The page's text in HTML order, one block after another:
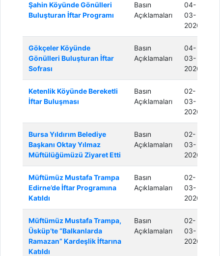
Şahin Köyünde Gönülleri
Buluşturan İftar Programı
Basın
Açıklamaları
04-
03-
2026
Gökçeler Köyünde
Gönülleri Buluşturan İftar
Sofrası
Basın
Açıklamaları
04-
03-
2026
Ketenlik Köyünde Bereketli
İftar Buluşması
Basın
Açıklamaları
02-
03-
2026
Bursa Yıldırım Belediye
Başkanı Oktay Yılmaz
Müftülüğümüzü Ziyaret Etti
Basın
Açıklamaları
02-
03-
2026
Müftümüz Mustafa Trampa
Edirne’de İftar Programına
Katıldı
Basın
Açıklamaları
02-
03-
2026
Müftümüz Mustafa Trampa,
Üsküp’te “Balkanlarda
Ramazan” Kardeşlik İftarına
Katıldı
Basın
Açıklamaları
02-
03-
2026